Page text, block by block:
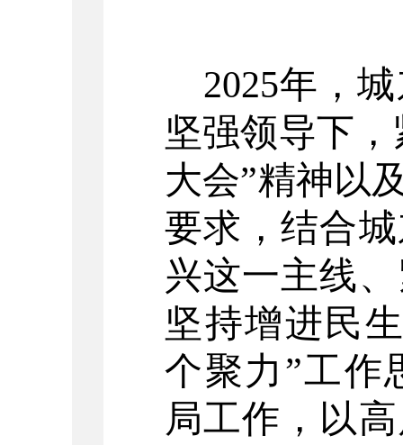
2025年，
坚强领导下
大会”精神以
要求，结合
兴这一主线
坚持增进民
个聚力 ”工作
局工作，以